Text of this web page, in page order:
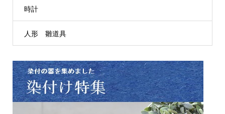
時計
人形 雛道具